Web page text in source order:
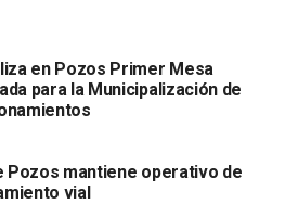
Rivera Acevedo, destacó
permite aVilla de Pozos
en Pozos Primer Mesa
para la Municipalización de
Pozos mantiene operativo de
vial